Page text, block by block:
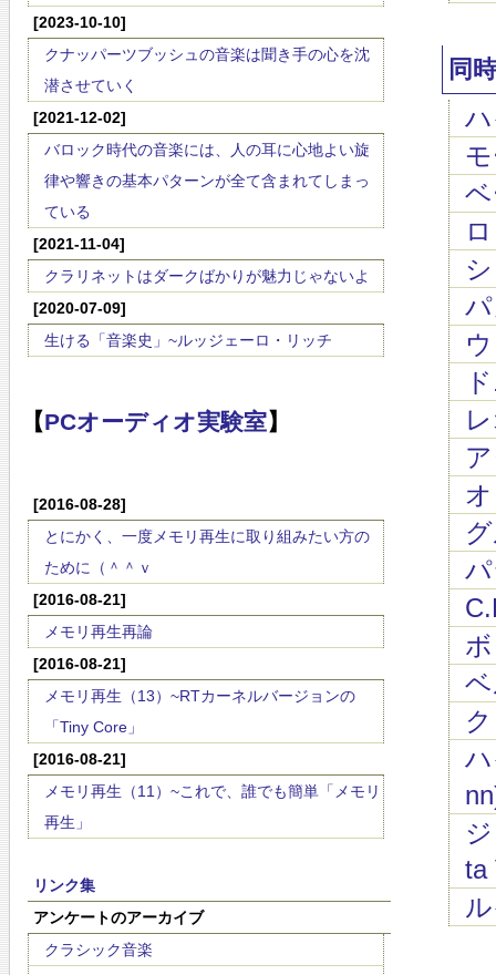
[2023-10-10]
クナッパーツブッシュの音楽は聞き手の心を沈
潜させていく
[2021-12-02]
バロック時代の音楽には、人の耳に心地よい旋
律や響きの基本パターンが全て含まれてしまっ
ている
[2021-11-04]
クラリネットはダークばかりが魅力じゃないよ
[2020-07-09]
生ける「音楽史」~ルッジェーロ・リッチ
【PCオーディオ実験室】
[2016-08-28]
とにかく、一度メモリ再生に取り組みたい方の
ために（＾＾ｖ
[2016-08-21]
メモリ再生再論
[2016-08-21]
メモリ再生（13）~RTカーネルバージョンの
「Tiny Core」
[2016-08-21]
メモリ再生（11）~これで、誰でも簡単「メモリ
再生」
リンク集
アンケートのアーカイブ
クラシック音楽
同
ta